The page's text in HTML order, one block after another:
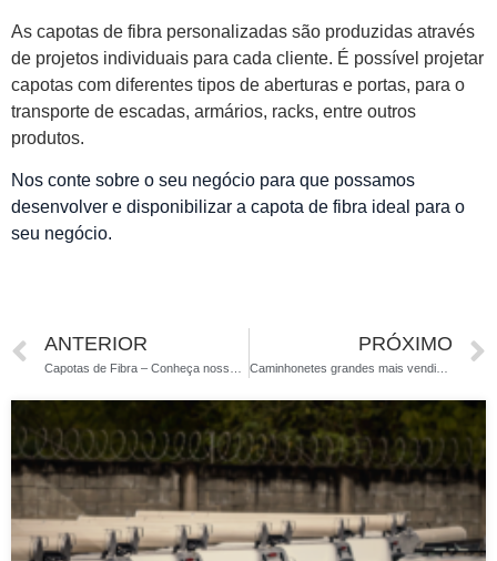
As capotas de fibra personalizadas são produzidas através
de projetos individuais para cada cliente. É possível projetar
capotas com diferentes tipos de aberturas e portas, para o
transporte de escadas, armários, racks, entre outros
produtos.
Nos conte sobre o seu negócio para que possamos
desenvolver e disponibilizar a capota de fibra ideal para o
seu negócio.
ANTERIOR PRÓXIMO
Caminhonetes grandes mais vendidas do Brasil em 2019